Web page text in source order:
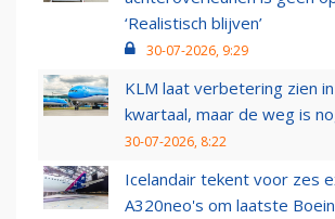
‘Realistisch blijven’
30-07-2026, 9:29
KLM laat verbetering zien
kwartaal, maar de weg is
30-07-2026, 8:22
Icelandair tekent voor zes
A320neo's om laatste